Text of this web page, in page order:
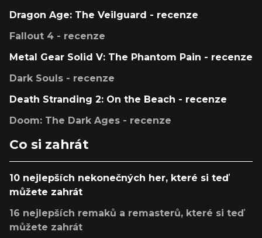
Dragon Age: The Veilguard - recenze
Fallout 4 - recenze
Metal Gear Solid V: The Phantom Pain - recenze
Dark Souls - recenze
Death Stranding 2: On the Beach - recenze
Doom: The Dark Ages - recenze
Co si zahrát
10 nejlepších nekonečných her, které si teď
můžete zahrát
16 nejlepších remaků a remasterů, které si teď
můžete zahrát